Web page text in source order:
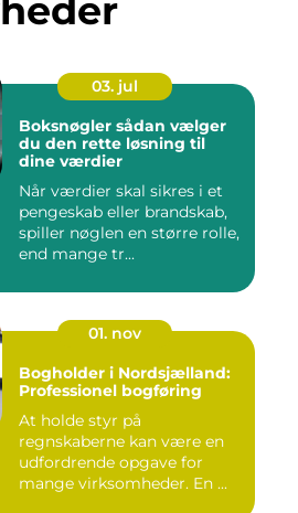
03. jul
Boksnøgler sådan vælger
du den rette løsning til
dine værdier
Når værdier skal sikres i et
pengeskab eller brandskab,
spiller nøglen en større rolle,
end mange tr...
01. nov
Bogholder i Nordsjælland:
Professionel bogføring
At holde styr på
regnskaberne kan være en
udfordrende opgave for
mange virksomheder. En ...